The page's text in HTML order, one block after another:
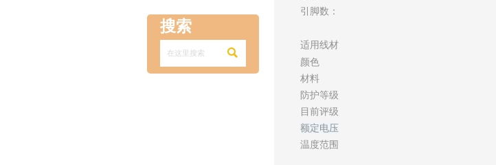
搜索

引脚数：
适用线材
颜色
材料
防护等级
目前评级
额定电压
温度范围